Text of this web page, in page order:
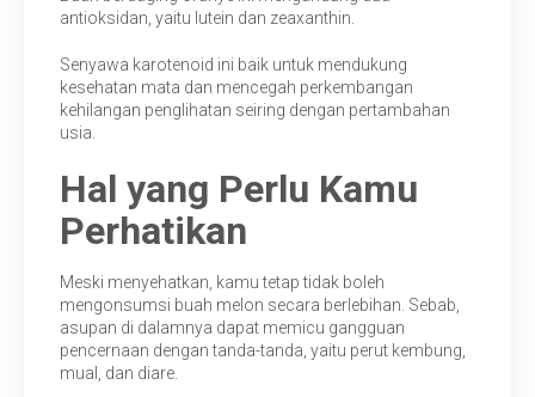
antioksidan, yaitu lutein dan zeaxanthin.
Senyawa karotenoid ini baik untuk mendukung
kesehatan mata dan mencegah perkembangan
kehilangan penglihatan seiring dengan pertambahan
usia.
Hal yang Perlu Kamu
Perhatikan
Meski menyehatkan, kamu tetap tidak boleh
mengonsumsi buah melon secara berlebihan. Sebab,
asupan di dalamnya dapat memicu gangguan
pencernaan dengan tanda-tanda, yaitu perut kembung,
mual, dan diare.